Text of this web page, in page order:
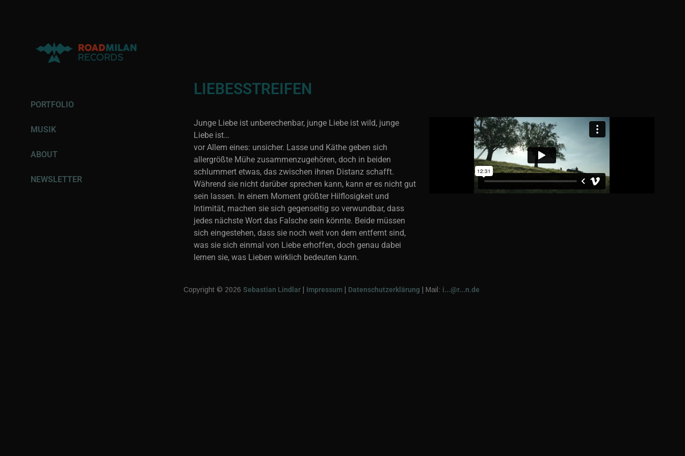
PRODUCTION | MIXING
PORTFOLIO
MUSIK
ABOUT
NEWSLETTER
LIEBESSTREIFEN
Junge Liebe ist unberechenbar, junge Liebe ist wild, junge
Liebe ist…
vor Allem eines: unsicher. Lasse und Käthe geben sich
allergrößte Mühe zusammenzugehören, doch in beiden
schlummert etwas, das zwischen ihnen Distanz schafft.
Während sie nicht darüber sprechen kann, kann er es nicht gut
sein lassen. In einem Moment größter Hilflosigkeit und
Intimität, machen sie sich gegenseitig so verwundbar, dass
jedes nächste Wort das Falsche sein könnte. Beide müssen
sich eingestehen, dass sie noch weit von dem entfernt sind,
was sie sich einmal von Liebe erhoffen, doch genau dabei
lernen sie, was Lieben wirklich bedeuten kann.
Copyright © 2026 Sebastian Lindlar Impressum Datenschutzerklärung Mail: i...@r...n.de